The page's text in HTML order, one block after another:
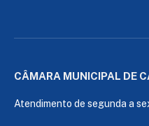
CÂMARA MUNICIPAL DE
Atendimento de segunda a